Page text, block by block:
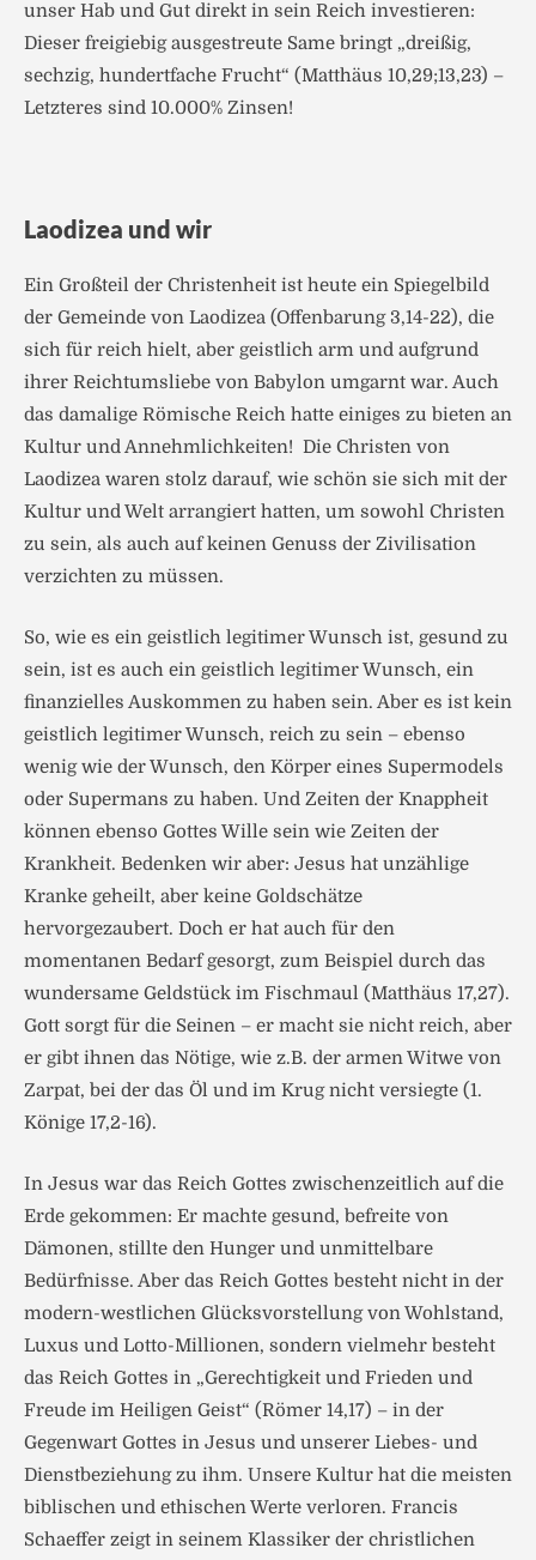
unser Hab und Gut direkt in sein Reich investieren:
Dieser freigiebig ausgestreute Same bringt „dreißig,
sechzig, hundertfache Frucht“ (Matthäus 10,29;13,23) –
Letzteres sind 10.000% Zinsen!
Laodizea und wir
Ein Großteil der Christenheit ist heute ein Spiegelbild
der Gemeinde von Laodizea (Offenbarung 3,14-22), die
sich für reich hielt, aber geistlich arm und aufgrund
ihrer Reichtumsliebe von Babylon umgarnt war. Auch
das damalige Römische Reich hatte einiges zu bieten an
Kultur und Annehmlichkeiten! Die Christen von
Laodizea waren stolz darauf, wie schön sie sich mit der
Kultur und Welt arrangiert hatten, um sowohl Christen
zu sein, als auch auf keinen Genuss der Zivilisation
verzichten zu müssen.
So, wie es ein geistlich legitimer Wunsch ist, gesund zu
sein, ist es auch ein geistlich legitimer Wunsch, ein
finanzielles Auskommen zu haben sein. Aber es ist kein
geistlich legitimer Wunsch, reich zu sein – ebenso
wenig wie der Wunsch, den Körper eines Supermodels
oder Supermans zu haben. Und Zeiten der Knappheit
können ebenso Gottes Wille sein wie Zeiten der
Krankheit. Bedenken wir aber: Jesus hat unzählige
Kranke geheilt, aber keine Goldschätze
hervorgezaubert. Doch er hat auch für den
momentanen Bedarf gesorgt, zum Beispiel durch das
wundersame Geldstück im Fischmaul (Matthäus 17,27).
Gott sorgt für die Seinen – er macht sie nicht reich, aber
er gibt ihnen das Nötige, wie z.B. der armen Witwe von
Zarpat, bei der das Öl und im Krug nicht versiegte (1.
Könige 17,2-16).
In Jesus war das Reich Gottes zwischenzeitlich auf die
Erde gekommen: Er machte gesund, befreite von
Dämonen, stillte den Hunger und unmittelbare
Bedürfnisse. Aber das Reich Gottes besteht nicht in der
modern-westlichen Glücksvorstellung von Wohlstand,
Luxus und Lotto-Millionen, sondern vielmehr besteht
das Reich Gottes in „Gerechtigkeit und Frieden und
Freude im Heiligen Geist“ (Römer 14,17) – in der
Gegenwart Gottes in Jesus und unserer Liebes- und
Dienstbeziehung zu ihm. Unsere Kultur hat die meisten
biblischen und ethischen Werte verloren. Francis
Schaeffer zeigt in seinem Klassiker der christlichen